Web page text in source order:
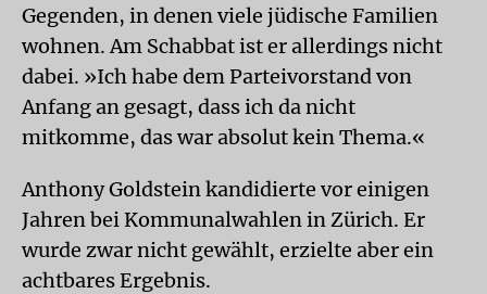
Gegenden, in denen viele jüdische Familien
wohnen. Am Schabbat ist er allerdings nicht
dabei. »Ich habe dem Parteivorstand von
Anfang an gesagt, dass ich da nicht
mitkomme, das war absolut kein Thema.«
Anthony Goldstein kandidierte vor einigen
Jahren bei Kommunalwahlen in Zürich. Er
wurde zwar nicht gewählt, erzielte aber ein
achtbares Ergebnis.